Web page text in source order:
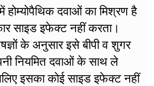
होम्योपैथिक दवाओं का मिश्रण है
साइड इफेक्ट नहीं करता।
के अनुसार इसे बीपी व शुगर
नियमित दवाओं के साथ ले
इसका कोई साइड इफेक्ट नहीं